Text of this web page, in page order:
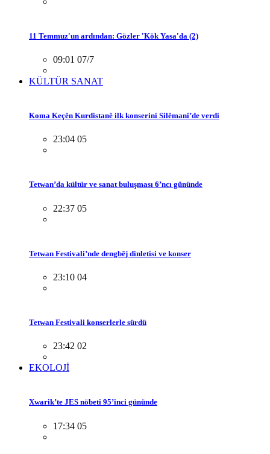
11 Temmuz'un ardından: Gözler 'Kök Yasa'da (2)
09:01 07/7
KÜLTÜR SANAT
Koma Keçên Kurdistanê ilk konserini Silêmanî’de verdi
23:04 05
Tetwan’da kültür ve sanat buluşması 6’ncı gününde
22:37 05
Tetwan Festivali’nde dengbêj dinletisi ve konser
23:10 04
Tetwan Festivali konserlerle sürdü
23:42 02
EKOLOJİ
Xwarik’te JES nöbeti 95’inci gününde
17:34 05